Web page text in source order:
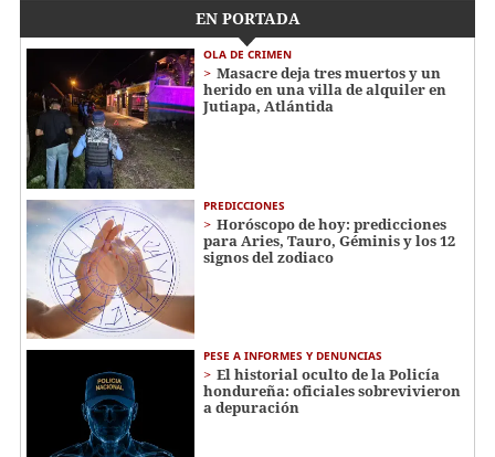
EN PORTADA
OLA DE CRIMEN
Masacre deja tres muertos y un
herido en una villa de alquiler en
Jutiapa, Atlántida
PREDICCIONES
Horóscopo de hoy: predicciones
para Aries, Tauro, Géminis y los 12
signos del zodiaco
PESE A INFORMES Y DENUNCIAS
El historial oculto de la Policía
hondureña: oficiales sobrevivieron
a depuración